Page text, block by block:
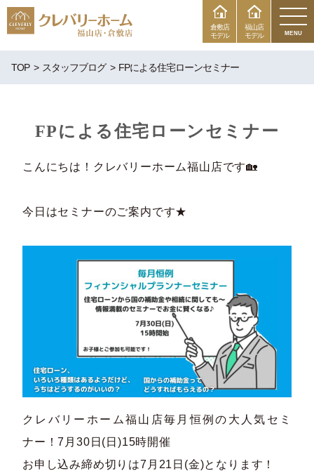
福山店
モデル
倉敷店
モデル
MENU
TOP スタッフブログ FPによる住宅ローンセミナー
FPによる住宅ローンセミナー
こんにちは！クレバリーホーム福山店です🏡
今日はセミナーのご案内です★
クレバリーホーム福山店毎月恒例の大人気セミ
ナー！7月30日(日)15時開催
お申し込み締め切りは7月21日(金)となります！